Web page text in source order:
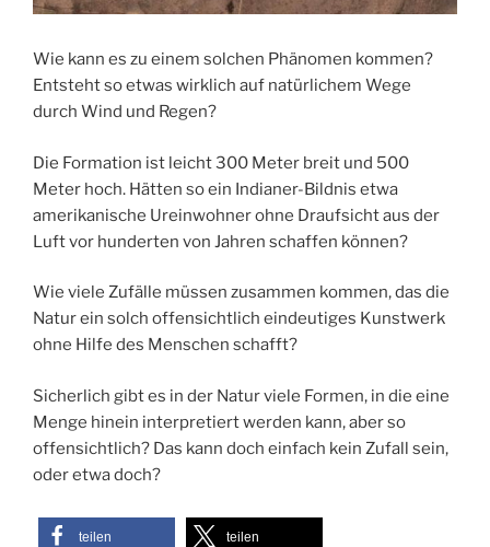
Wie kann es zu einem solchen Phänomen kommen?
Entsteht so etwas wirklich auf natürlichem Wege
durch Wind und Regen?
Die Formation ist leicht 300 Meter breit und 500
Meter hoch. Hätten so ein Indianer-Bildnis etwa
amerikanische Ureinwohner ohne Draufsicht aus der
Luft vor hunderten von Jahren schaffen können?
Wie viele Zufälle müssen zusammen kommen, das die
Natur ein solch offensichtlich eindeutiges Kunstwerk
ohne Hilfe des Menschen schafft?
Sicherlich gibt es in der Natur viele Formen, in die eine
Menge hinein interpretiert werden kann, aber so
offensichtlich? Das kann doch einfach kein Zufall sein,
oder etwa doch?
teilen teilen